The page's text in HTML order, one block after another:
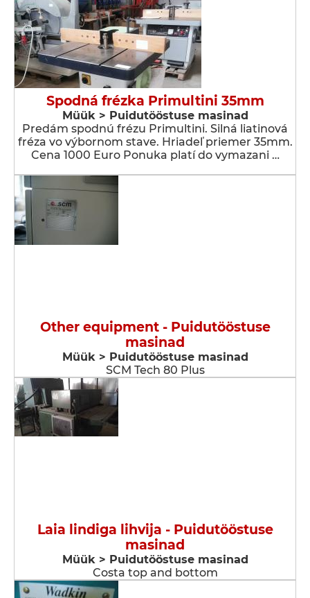
Spodná frézka Primultini 35mm
Müük > Puidutööstuse masinad
Predám spodnú frézu Primultini. Silná liatinová
fréza vo výbornom stave. Hriadeľ priemer 35mm.
Cena 1000 Euro Ponuka platí do vymazani …
Other equipment - Puidutööstuse
masinad
Müük > Puidutööstuse masinad
SCM Tech 80 Plus
Laia lindiga lihvija - Puidutööstuse
masinad
Müük > Puidutööstuse masinad
Costa top and bottom